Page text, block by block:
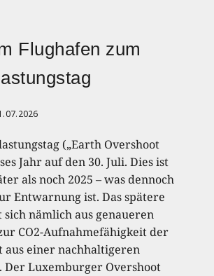
Flughafen zum
(„Earth Overshoot
Jahr auf den 30. Juli. Dies ist
als noch 2025 – was dennoch
Entwarnung ist. Das spätere
nämlich aus genaueren
CO2-Aufnahmefähigkeit der
aus einer nachhaltigeren
Der Luxemburger Overshoot